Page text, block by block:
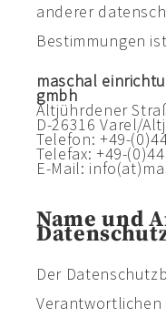
anderer
Bestimmungen
maschal
gmbh
Altjührdener
D-26316 Varel/
Telefon: +49-
Telefax: +49-
E-Mail:
Name und
Der
Verantwortlichen